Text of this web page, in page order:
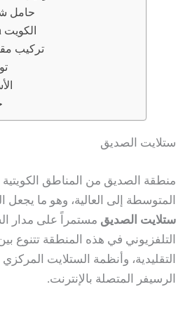
حامل
اشتراك Bein الكويت
تركيب
ستلايت الصديق
منطقة الصديق من المناطق الكويتية
المتوسطة إلى العالية، وهو ما
ستلايت الصديق مستمراً على مدار
التلفزيوني في هذه المنطقة تتنوع
التقليدية، وأنظمة الستلايت
الرسيفر المتصلة بالإنترنت.